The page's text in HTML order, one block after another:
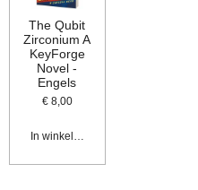
The Qubit
Zirconium A
KeyForge
Novel -
Engels
€ 8,00
In winkelwagen